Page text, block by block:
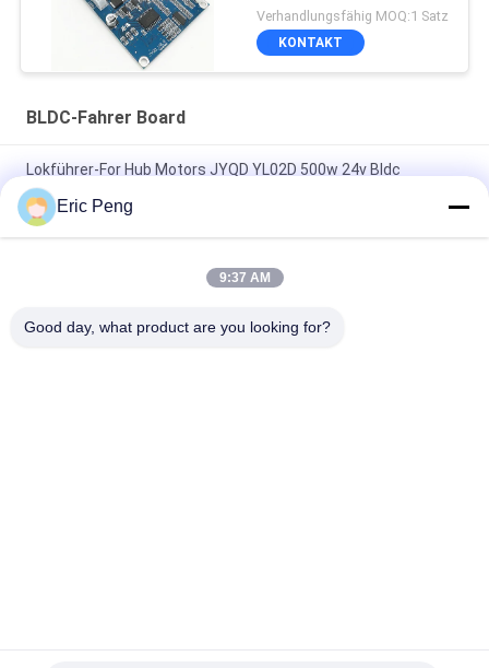
BLDC Lokführer
Verhandlungsfähig MOQ:1 Satz
KONTAKT
BLDC-Fahrer Board
Lokführer-For Hub Motors JYQD YL02D 500w 24v Bldc
elektrisches Skateboard
Hall-Sensor 110V 220V 12V 24v schwanzloser DC-
Bewegungskontrolleur Pwm
Motorbldc
Eric Peng
9:37 AM
Good day, what product are you looking for?